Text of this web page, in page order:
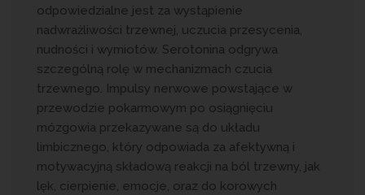
odpowiedzialne jest za wystąpienie
nadwrażliwości trzewnej, uczucia przesycenia,
nudności i wymiotów. Serotonina odgrywa
szczególną rolę w mechanizmach czucia
trzewnego. Impulsy nerwowe powstające w
przewodzie pokarmowym po osiągnięciu
mózgowia przekazywane są do układu
limbicznego, który odpowiada za afektywną i
motywacyjną składową reakcji na ból trzewny, jak
lęk, cierpienie, emocje, oraz do korowych